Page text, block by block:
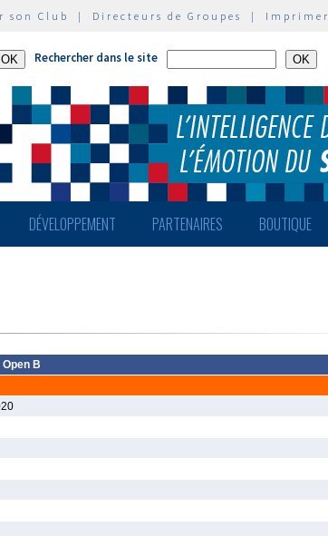
son Club | Directeurs de Groupes | Imprimer
Rechercher dans le site
DÉVELOPPEMENT PARTENAIRES BOUTIQUE
B